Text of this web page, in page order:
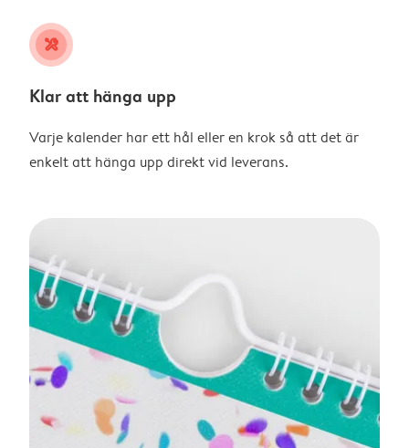
tools
Klar att hänga upp
Varje kalender har ett hål eller en krok så att det är
enkelt att hänga upp direkt vid leverans.